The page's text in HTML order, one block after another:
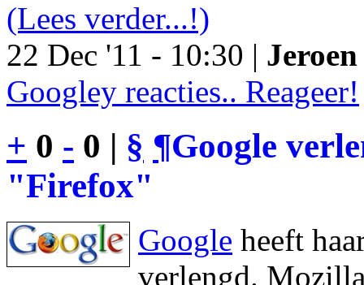
(Lees verder...!)
22 Dec '11 - 10:30 |
Googley reacties.. Reageer!
+ 0 - 0 | § ¶Google
"Firefox"
Google heeft
verlengd.